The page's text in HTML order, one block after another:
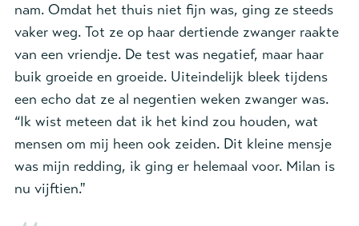
nam. Omdat het thuis niet fijn was, ging ze steeds
vaker weg. Tot ze op haar dertiende zwanger raakte
van een vriendje. De test was negatief, maar haar
buik groeide en groeide. Uiteindelijk bleek tijdens
een echo dat ze al negentien weken zwanger was.
“Ik wist meteen dat ik het kind zou houden, wat
mensen om mij heen ook zeiden. Dit kleine mensje
was mijn redding, ik ging er helemaal voor. Milan is
nu vijftien."